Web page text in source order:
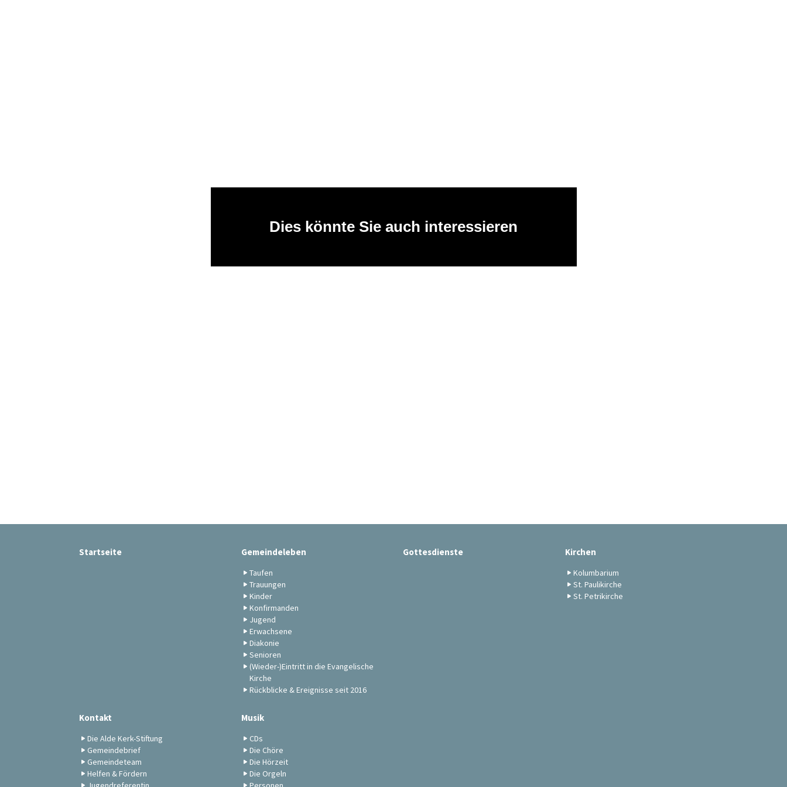
Dies könnte Sie auch interessieren
Startseite Gemeindeleben
Taufen
Trauungen
Kinder
Konfirmanden
Jugend
Erwachsene
Diakonie
Senioren
(Wieder-)Eintritt in die Evangelische
Kirche
Rückblicke & Ereignisse seit 2016
Gottesdienste Kirchen
Kolumbarium
St. Paulikirche
St. Petrikirche
Kontakt
Die Alde Kerk-Stiftung
Gemeindebrief
Gemeindeteam
Helfen & Fördern
Musik
CDs
Die Chöre
Die Hörzeit
Die Orgeln